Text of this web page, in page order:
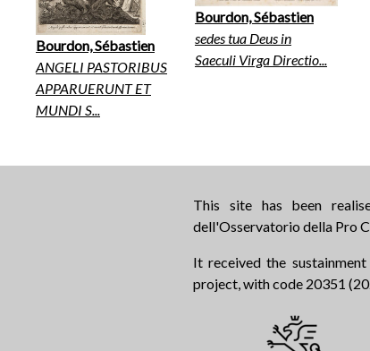
Bourdon, Sébastien
ANGELI PASTORIBUS
APPARUERUNT ET
MUNDI S...
Bourdon, Sébastien
sedes tua Deus in
Saeculi Virga Directio...
This site has been
dell'Osservatorio della Pro
It received the
project, with code 20351